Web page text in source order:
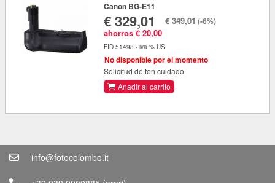
Canon BG-E11
€ 329,01
ahorros € 20,00
€ 349,01(-6%)
FID 51498 - iva % US
No disponible por el momento
Solicitud de ten cuidado
Anadir al carrito
info@fotocolombo.it